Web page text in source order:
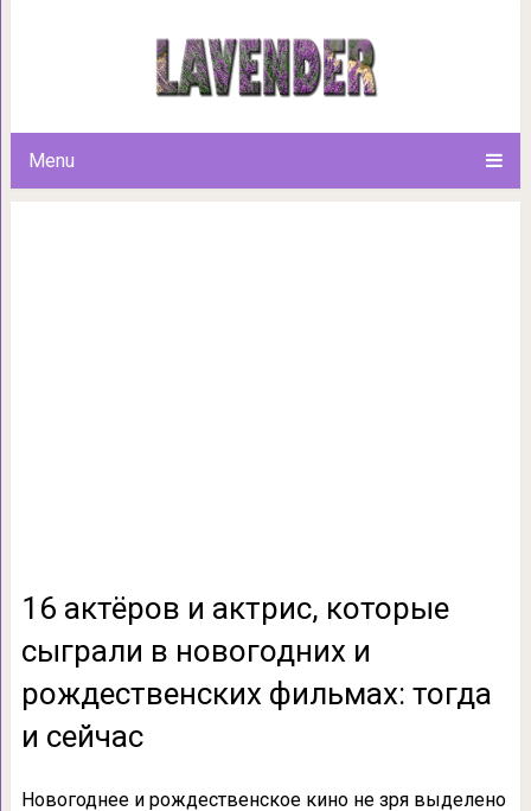
Menu
16 актёров и актрис,
рождественских
16 актёров и актрис, которые
сыграли в новогодних и
рождественских фильмах: тогда
и сейчас
Новогоднее и рождественское кино не зря выделено